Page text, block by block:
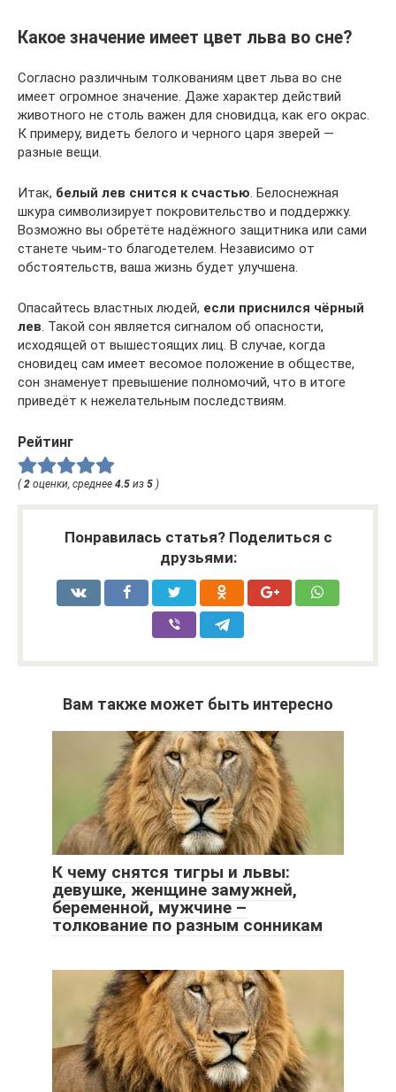
Какое значение имеет цвет льва во сне?
Согласно различным толкованиям цвет льва во сне
имеет огромное значение. Даже характер действий
животного не столь важен для сновидца, как его окрас.
К примеру, видеть белого и черного царя зверей —
разные вещи.
Итак, белый лев снится к счастью. Белоснежная
шкура символизирует покровительство и поддержку.
Возможно вы обретёте надёжного защитника или сами
станете чьим-то благодетелем. Независимо от
обстоятельств, ваша жизнь будет улучшена.
Опасайтесь властных людей, если приснился чёрный
лев. Такой сон является сигналом об опасности,
исходящей от вышестоящих лиц. В случае, когда
сновидец сам имеет весомое положение в обществе,
сон знаменует превышение полномочий, что в итоге
приведёт к нежелательным последствиям.
Рейтинг
(2 оценки, среднее 4.5 из 5 )
Понравилась статья? Поделиться с
друзьями:
Вам также может быть интересно
К чему снятся тигры и львы:
девушке, женщине замужней,
беременной, мужчине –
толкование по разным сонникам